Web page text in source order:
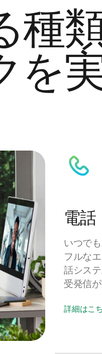
種
実
電話
いつで
フルな
話シス
受発信が
詳細はこ